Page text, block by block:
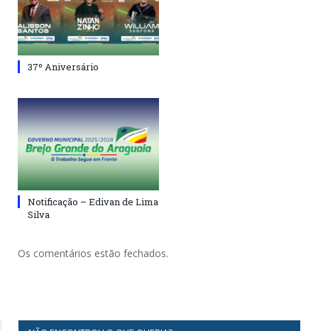
37º Aniversário
Notificação – Edivan de Lima
Silva
Os comentários estão fechados.